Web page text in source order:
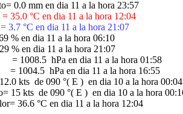
35.0 °C en dia 11 a la hora 12:04
3.7 °C en dia 11 a la hora 21:07
% en dia 11 a la hora 06:10
% en dia 11 a la hora 21:07
= 1008.5  hPa en dia 11 a la hora 01:58
= 1004.5  hPa en dia 11 a la hora 16:55
kts  de 090 °( E )  en dia 10 a la hora 00:04
15 kts  de 090 °( E )  en dia 10 a la hora
36.6 °C en dia 11 a la hora 12:04